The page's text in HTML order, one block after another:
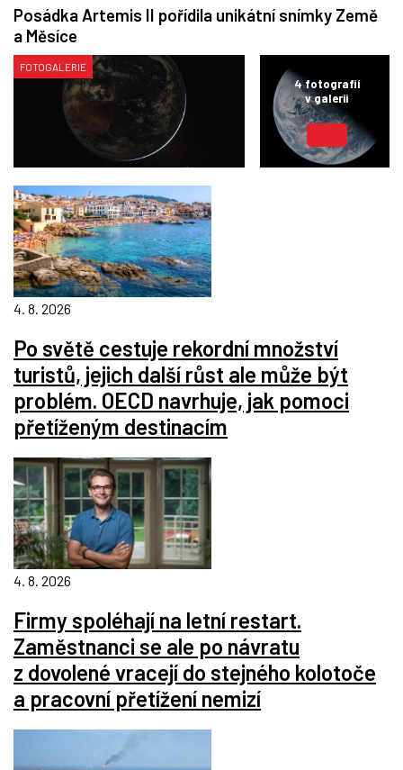
Posádka Artemis II pořídila unikátní snímky Země
a Měsíce
FOTOGALERIE
4fotografií
v galerii
4. 8. 2026
Po světě cestuje rekordní množství
turistů, jejich další růst ale může být
problém. OECD navrhuje, jak pomoci
přetíženým destinacím
4. 8. 2026
Firmy spoléhají na letní restart.
Zaměstnanci se ale po návratu
z dovolené vracejí do stejného kolotoče
a pracovní přetížení nemizí